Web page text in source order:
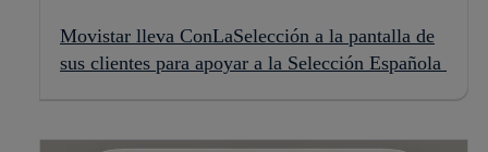
Movistar lleva ConLaSelección a la pantalla de
sus clientes para apoyar a la Selección Española